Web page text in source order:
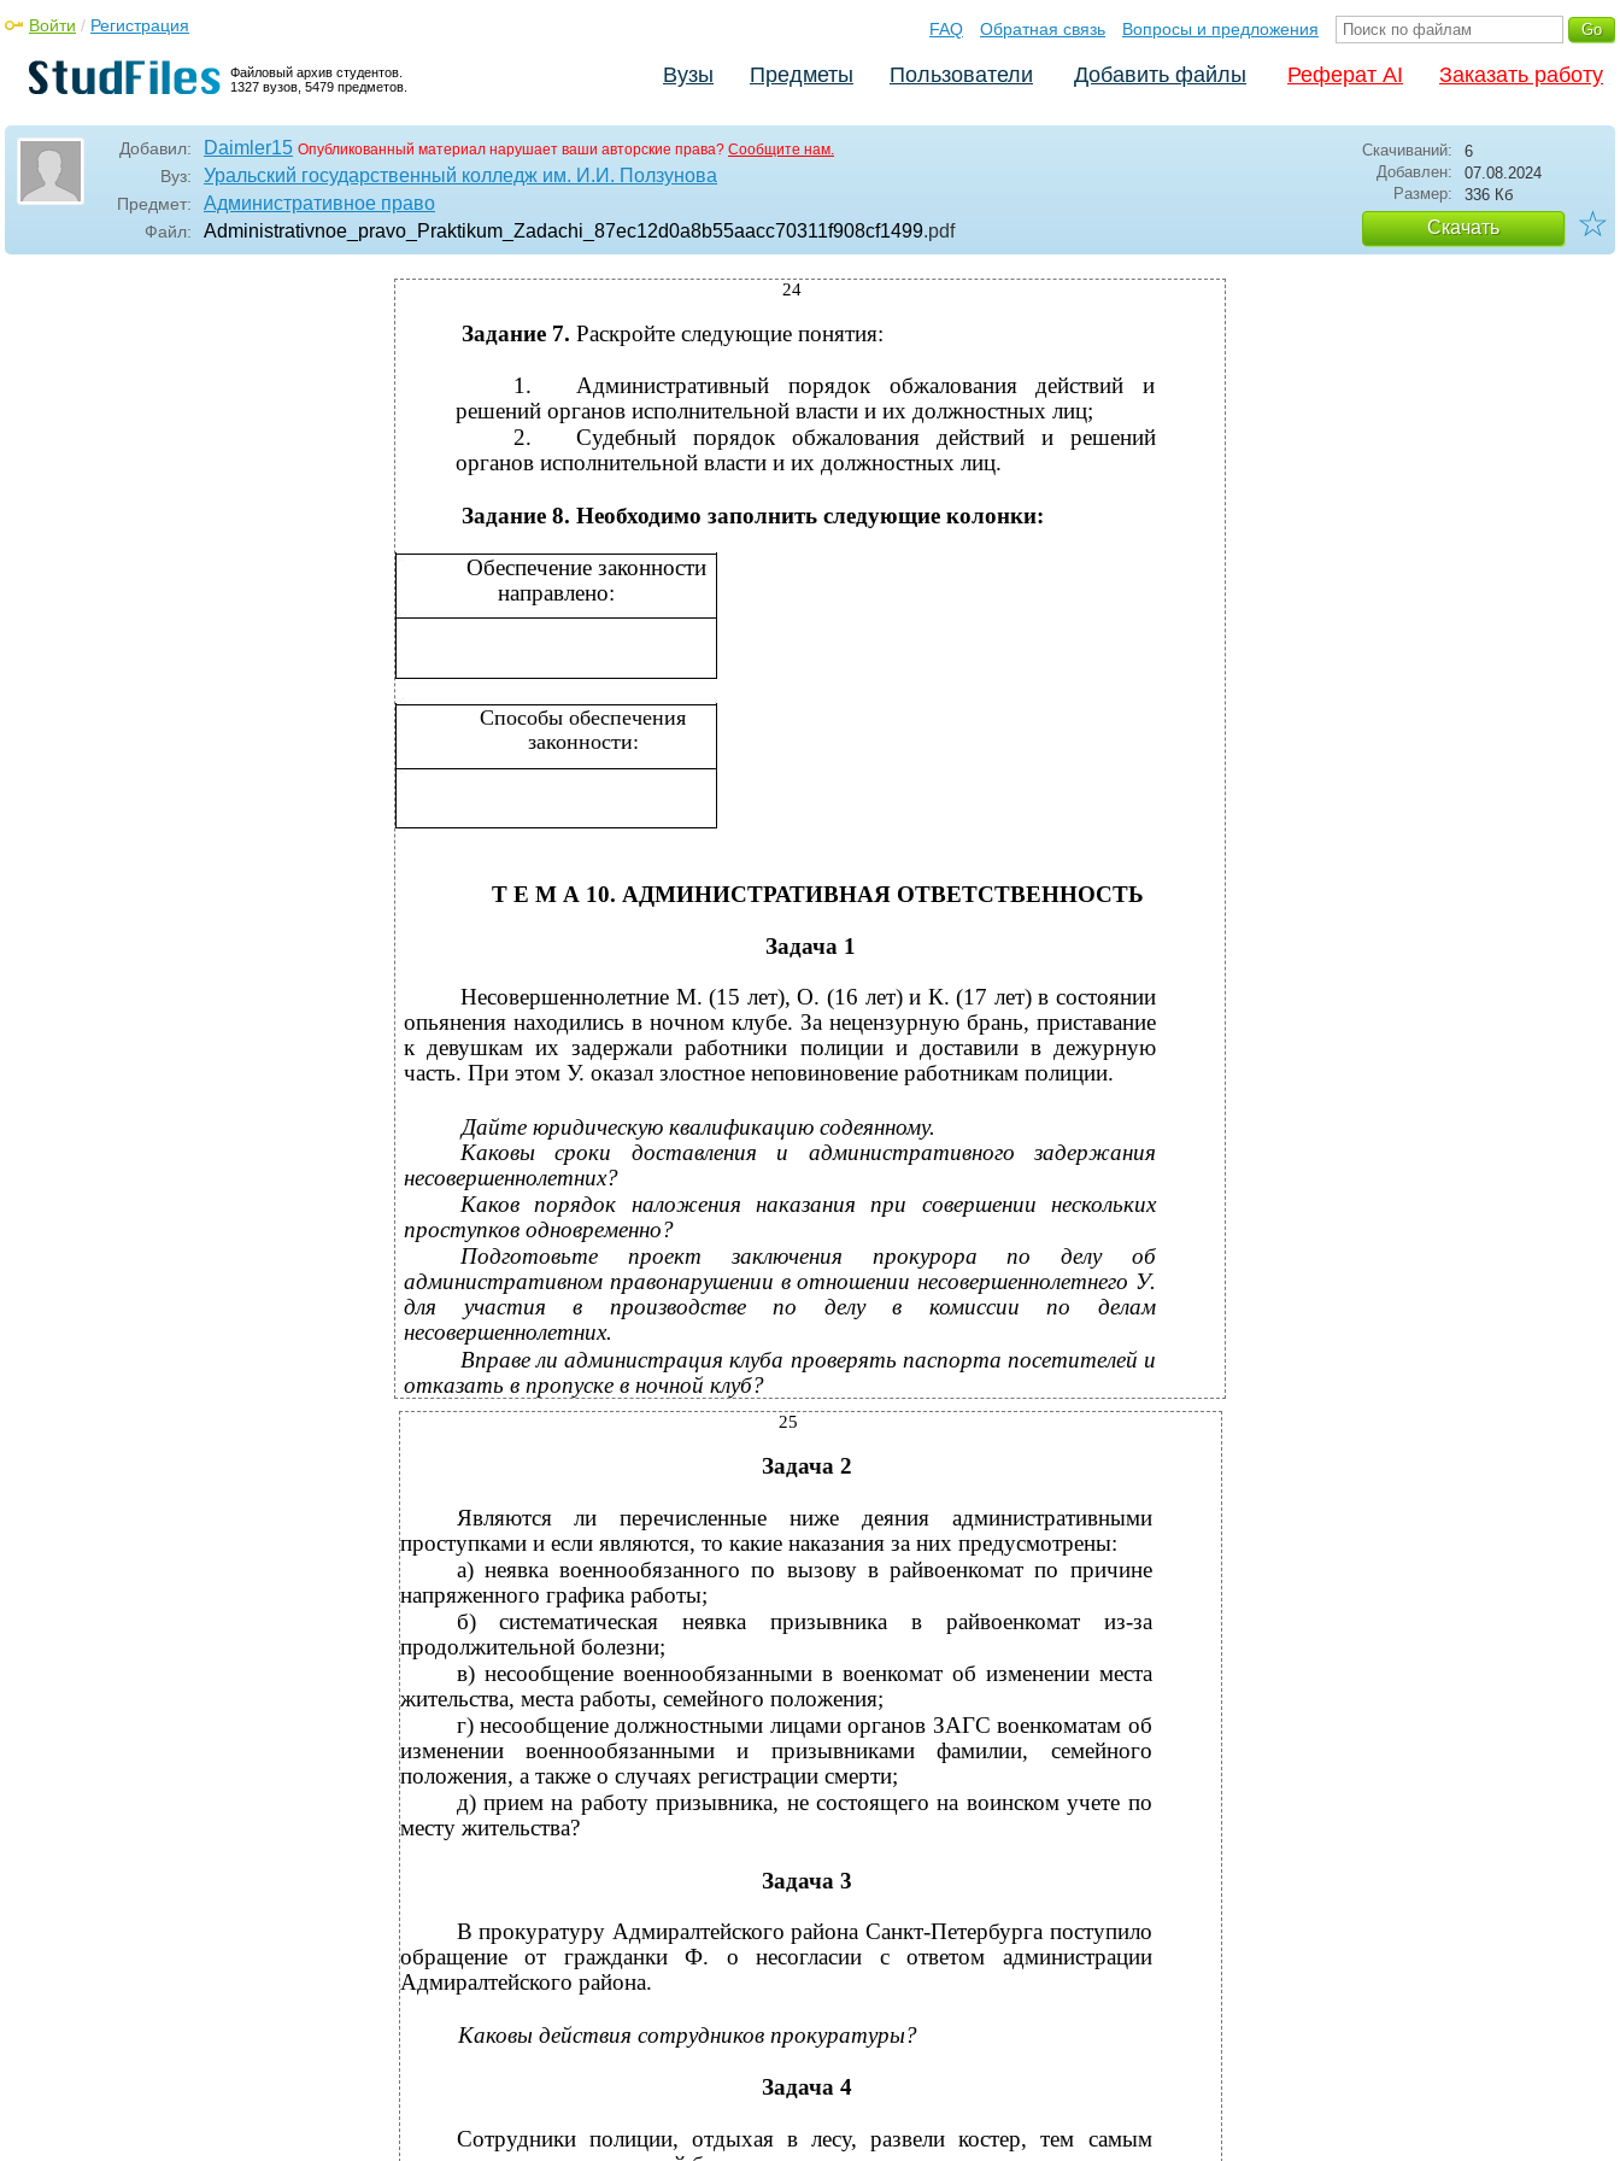
Файловый архив студентов.
1327 вузов, 5479 предметов.
Войти / Регистрация FAQ Обратная связь Вопросы и предложения
Вузы Предметы Пользователи Добавить файлы Реферат AI Заказать работу
Добавил: Daimler15 Опубликованный материал нарушает ваши авторские права? Сообщите нам.
Вуз: Уральский государственный колледж им. И.И. Ползунова
Предмет: Административное право
Файл: Administrativnoe_pravo_Praktikum_Zadachi_87ec12d0a8b55aacc70311f908cf1499.pdf
Скачиваний:
6
Добавлен:
07.08.2024
Размер:
336 Кб
Скачать ☆
24
Задание 7. Раскройте следующие понятия:
1.
Административный порядок обжалования действий и
решений органов исполнительной власти и их должностных лиц;
2.
Судебный порядок обжалования действий и решений
органов исполнительной власти и их должностных лиц.
Задание 8. Необходимо заполнить следующие колонки:
Обеспечение законности
направлено:
Способы обеспечения
законности:
Т Е М А 10. АДМИНИСТРАТИВНАЯ ОТВЕТСТВЕННОСТЬ
Задача 1
Несовершеннолетние М. (15 лет), О. (16 лет) и К. (17 лет) в состоянии
опьянения находились в ночном клубе. За нецензурную брань, приставание
к девушкам их задержали работники полиции и доставили в дежурную
часть. При этом У. оказал злостное неповиновение работникам полиции.
Дайте юридическую квалификацию содеянному.
Каковы сроки доставления и административного задержания
несовершеннолетних?
Каков порядок наложения наказания при совершении нескольких
проступков одновременно?
Подготовьте проект заключения прокурора по делу об
административном правонарушении в отношении несовершеннолетнего У.
для участия в производстве по делу в комиссии по делам
несовершеннолетних.
Вправе ли администрация клуба проверять паспорта посетителей и
отказать в пропуске в ночной клуб?
25
Задача 2
Являются ли перечисленные ниже деяния административными
проступками и если являются, то какие наказания за них предусмотрены:
а) неявка военнообязанного по вызову в райвоенкомат по причине
напряженного графика работы;
б) систематическая неявка призывника в райвоенкомат из-за
продолжительной болезни;
в) несообщение военнообязанными в военкомат об изменении места
жительства, места работы, семейного положения;
г) несообщение должностными лицами органов ЗАГС военкоматам об
изменении военнообязанными и призывниками фамилии, семейного
положения, а также о случаях регистрации смерти;
д) прием на работу призывника, не состоящего на воинском учете по
месту жительства?
Задача 3
В прокуратуру Адмиралтейского района Санкт-Петербурга поступило
обращение от гражданки Ф. о несогласии с ответом администрации
Адмиралтейского района.
Каковы действия сотрудников прокуратуры?
Задача 4
Сотрудники полиции, отдыхая в лесу, развели костер, тем самым